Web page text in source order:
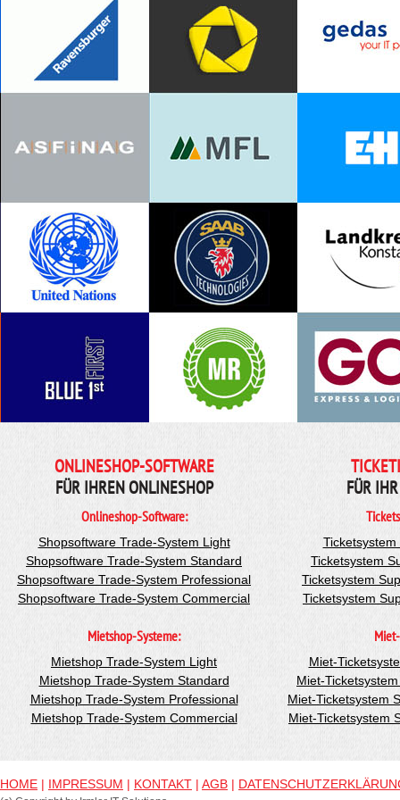
ONLINESHOP-SOFTWARE
FÜR IHREN ONLINESHOP
Onlineshop-Software:
Shopsoftware Trade-System Light
Shopsoftware Trade-System Standard
Shopsoftware Trade-System Professional
Shopsoftware Trade-System Commercial
Mietshop-Systeme:
Mietshop Trade-System Light
Mietshop Trade-System Standard
Mietshop Trade-System Professional
Mietshop Trade-System Commercial
FÜR
Ticketsystem
Ticketsystem
Ticketsystem
Miet-
Miet-
Miet-Ticketsystem
Miet-Ticketsystem
HOME | IMPRESSUM | KONTAKT | AGB |